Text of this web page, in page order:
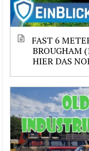
FAST 6
BROUGHAM
HIER DAS